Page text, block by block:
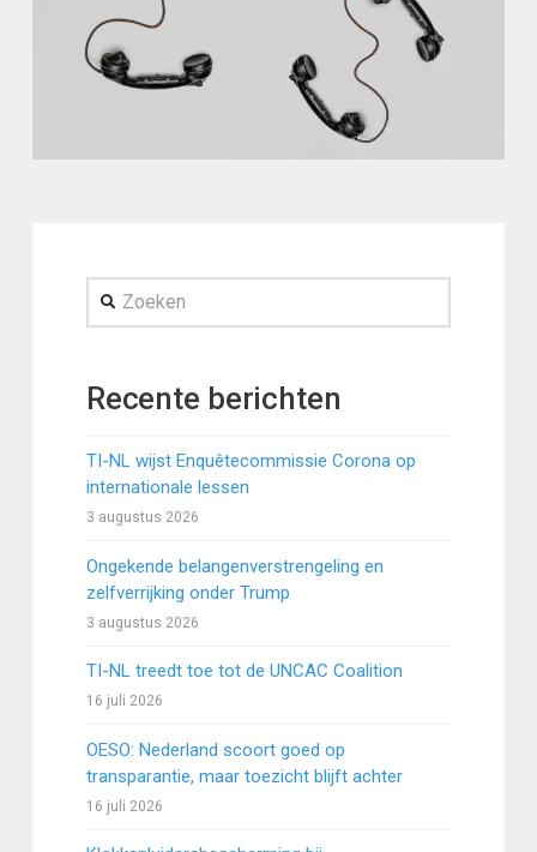
Zoeken
Recente berichten
TI-NL wijst Enquêtecommissie Corona op
internationale lessen
3 augustus 2026
Ongekende belangenverstrengeling en
zelfverrijking onder Trump
3 augustus 2026
TI-NL treedt toe tot de UNCAC Coalition
16 juli 2026
OESO: Nederland scoort goed op
transparantie, maar toezicht blijft achter
16 juli 2026